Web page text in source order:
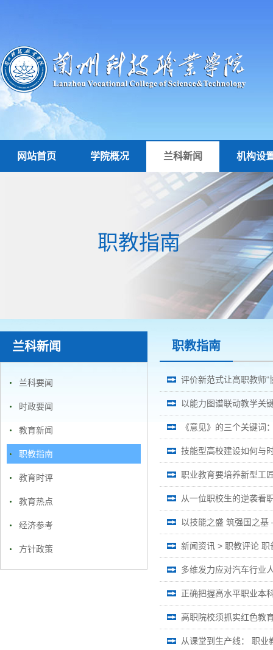
网站首页 学院概况 兰科新闻 机构设
职教指南
兰科新闻
兰科要闻
时政要闻
教育新闻
职教指南
教育时评
教育热点
经济参考
方针政策
职教指南
评价新范式让高职教师“
以能力图谱联动教学关
《意见》的三个关键词
技能型高校建设如何与
职业教育要培养新型工
从一位职校生的逆袭看
以技能之盛 筑强国之
多维发力应对汽车行业
正确把握高水平职业本
高职院校须抓实红色教
从课堂到生产线： 职业